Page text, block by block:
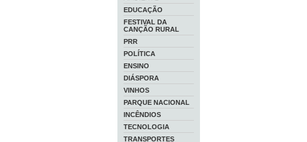
EDUCAÇÃO
FESTIVAL DA
CANÇÃO RURAL
PRR
POLÍTICA
ENSINO
DIÁSPORA
VINHOS
PARQUE NACIONAL
INCÊNDIOS
TECNOLOGIA
TRANSPORTES